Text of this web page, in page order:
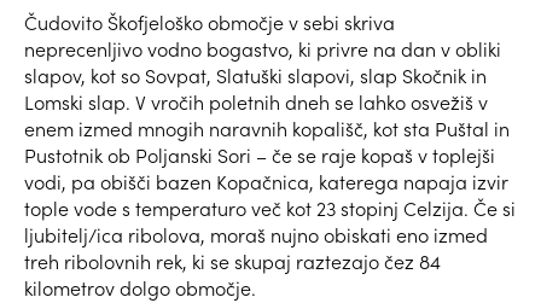
Čudovito Škofjeloško območje v sebi skriva
neprecenljivo vodno bogastvo, ki privre na dan v obliki
slapov, kot so Sovpat, Slatuški slapovi, slap Skočnik in
Lomski slap. V vročih poletnih dneh se lahko osvežiš v
enem izmed mnogih naravnih kopališč, kot sta Puštal in
Pustotnik ob Poljanski Sori – če se raje kopaš v toplejši
vodi, pa obišči bazen Kopačnica, katerega napaja izvir
tople vode s temperaturo več kot 23 stopinj Celzija. Če si
ljubitelj/ica ribolova, moraš nujno obiskati eno izmed
treh ribolovnih rek, ki se skupaj raztezajo čez 84
kilometrov dolgo območje.